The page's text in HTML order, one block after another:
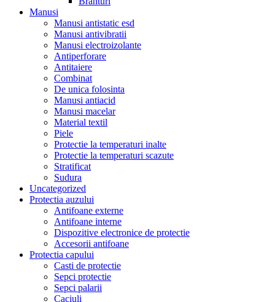
Manusi
Manusi antistatic esd
Manusi antivibratii
Manusi electroizolante
Antiperforare
Antitaiere
Combinat
De unica folosinta
Manusi antiacid
Manusi macelar
Material textil
Piele
Protectie la temperaturi inalte
Protectie la temperaturi scazute
Stratificat
Sudura
Uncategorized
Protectia auzului
Antifoane externe
Antifoane interne
Dispozitive electronice de protectie
Accesorii antifoane
Protectia capului
Casti de protectie
Sepci protectie
Sepci palarii
Caciuli